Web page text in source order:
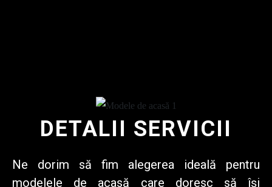
DETALII SERVICII
Ne dorim să fim alegerea ideală pentru
modelele de acasă care doresc să își